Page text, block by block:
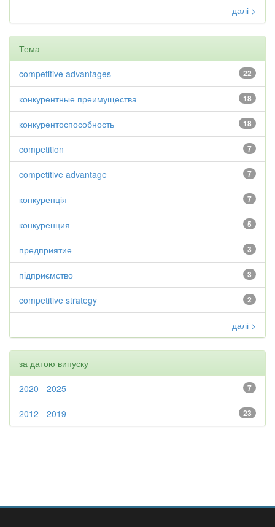
далі >
Тема
22
competitive advantages
18
конкурентные преимущества
18
конкурентоспособность
7
competition
7
competitive advantage
7
конкуренція
5
конкуренция
3
предприятие
3
підприємство
2
competitive strategy
далі >
за датою випуску
7
2020 - 2025
23
2012 - 2019